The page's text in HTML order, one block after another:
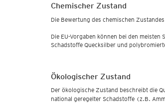
Chemischer Zustand
Die Bewertung des chemischen
Die EU-Vorgaben können bei den
Schadstoffe Quecksilber und
Ökologischer Zustand
Der ökologische Zustand beschreibt die
national geregelter Schadstoffe (z.B.